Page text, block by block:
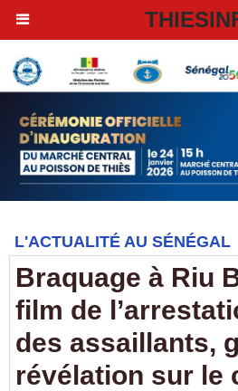
L'ACTUALITÉ AU SÉNÉGAL
Braquage à Riu
film de
des assaillants,
révélation sur le